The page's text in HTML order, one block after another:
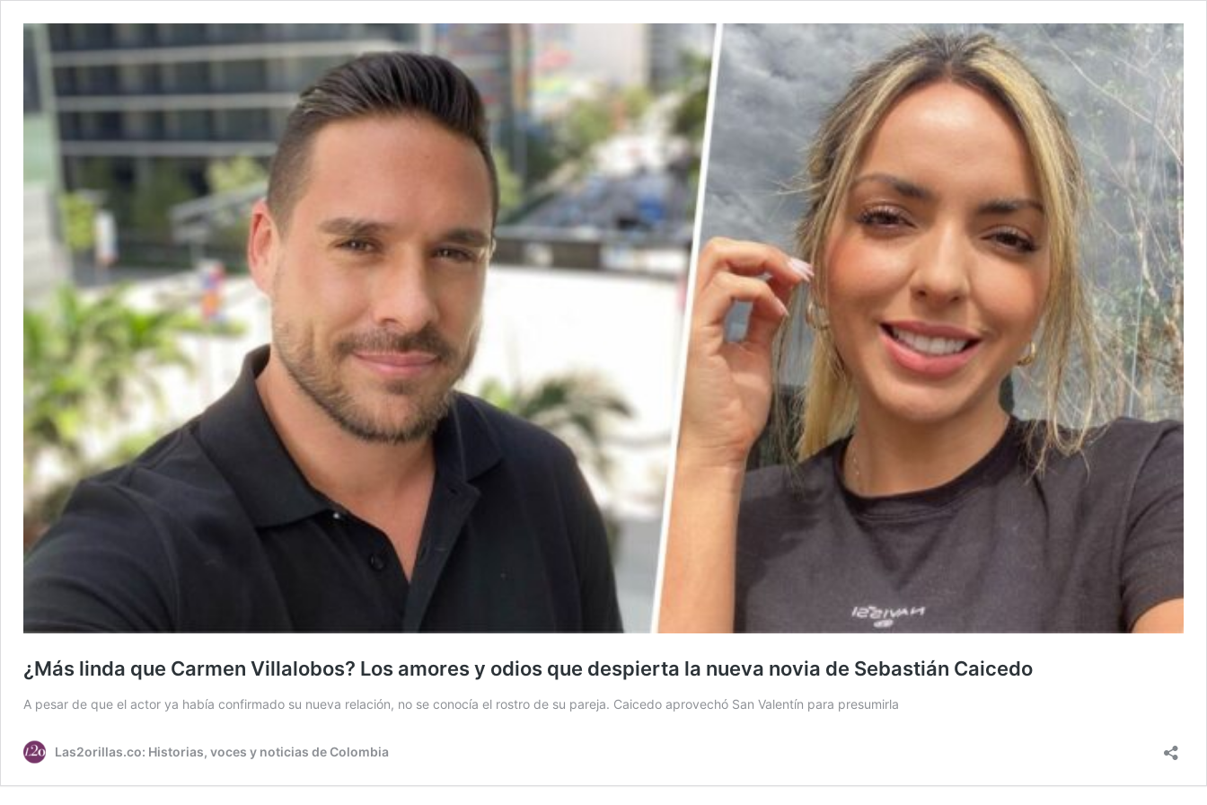
¿Más linda que Carmen Villalobos? Los amores y odios que despierta la nueva novia de Sebastián Caicedo
A pesar de que el actor ya había confirmado su nueva relación, no se conocía el rostro de su pareja. Caicedo aprovechó San Valentín para presumirla
Las2orillas.co: Historias, voces y noticias de Colombia